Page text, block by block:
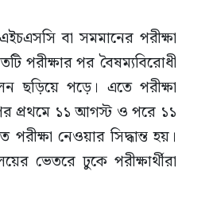
বা সমমানের পরীক্ষা
পরীক্ষার পর বৈষম্যবিরোধী
ছড়িয়ে পড়ে। এতে পরীক্ষা
প্রথমে ১১ আগস্ট ও পরে ১১
পরীক্ষা নেওয়ার সিদ্ধান্ত হয়।
ভেতরে ঢুকে পরীক্ষার্থীরা